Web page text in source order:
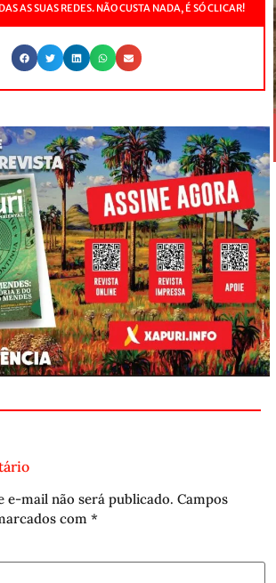
AS SUAS REDES. NÃO CUSTA NADA, É SÓ CLICAR!
e-mail não será publicado. Campos
com *